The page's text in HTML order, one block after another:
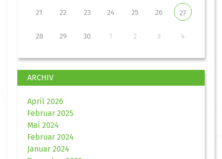
21 22 23 24 25 26 27
28 29 30 1 2 3 4
ARCHIV
April 2026
Februar 2025
Mai 2024
Februar 2024
Januar 2024